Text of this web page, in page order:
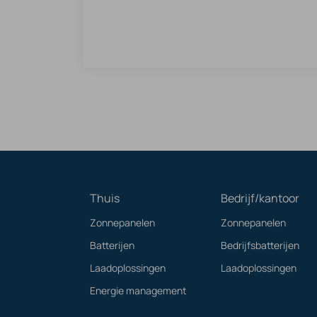
Thuis
Zonnepanelen
Batterijen
Laadoplossingen
Energie management
Bedrijf/kantoor
Zonnepanelen
Bedrijfsbatterijen
Laadoplossingen